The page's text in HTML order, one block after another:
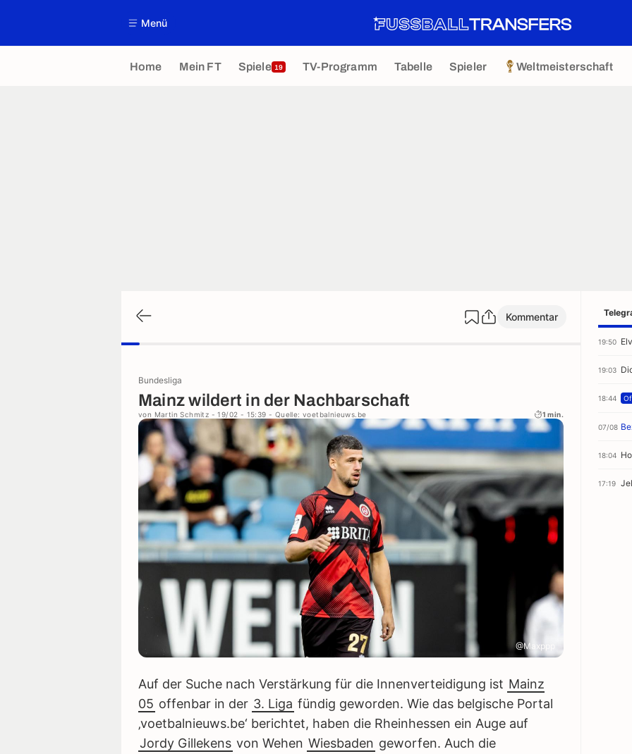
Menü
Home Mein FT Spiele 19 TV-Programm Tabelle Spieler Weltmeisterschaft
Kommentar
Bundesliga
Mainz wildert in der Nachbarschaft
von Martin Schmitz - 19/02 - 15:39 - Quelle: voetbalnieuws.be 1 min.
@Maxppp
Auf der Suche nach Verstärkung für die Innenverteidigung ist Mainz
05 offenbar in der 3. Liga fündig geworden. Wie das belgische Portal
‚voetbalnieuws.be‘ berichtet, haben die Rheinhessen ein Auge auf
Jordy Gillekens von Wehen Wiesbaden geworfen. Auch die
19:50
19:03
18:44
07/08
18:04
17:19